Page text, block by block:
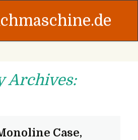
Archives:
Case,